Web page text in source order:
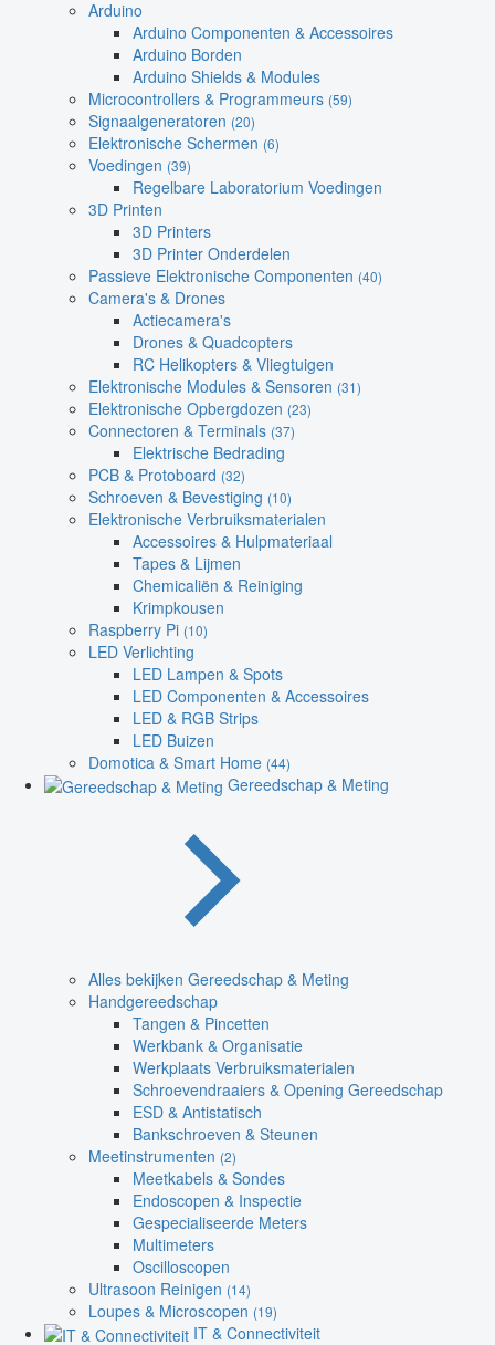
Arduino
Arduino Componenten & Accessoires
Arduino Borden
Arduino Shields & Modules
Microcontrollers & Programmeurs (59)
Signaalgeneratoren (20)
Elektronische Schermen (6)
Voedingen (39)
Regelbare Laboratorium Voedingen
3D Printen
3D Printers
3D Printer Onderdelen
Passieve Elektronische Componenten (40)
Camera's & Drones
Actiecamera's
Drones & Quadcopters
RC Helikopters & Vliegtuigen
Elektronische Modules & Sensoren (31)
Elektronische Opbergdozen (23)
Connectoren & Terminals (37)
Elektrische Bedrading
PCB & Protoboard (32)
Schroeven & Bevestiging (10)
Elektronische Verbruiksmaterialen
Accessoires & Hulpmateriaal
Tapes & Lijmen
Chemicaliën & Reiniging
Krimpkousen
Raspberry Pi (10)
LED Verlichting
LED Lampen & Spots
LED Componenten & Accessoires
LED & RGB Strips
LED Buizen
Domotica & Smart Home (44)
Gereedschap & Meting
Alles bekijken Gereedschap & Meting
Handgereedschap
Tangen & Pincetten
Werkbank & Organisatie
Werkplaats Verbruiksmaterialen
Schroevendraaiers & Opening Gereedschap
ESD & Antistatisch
Bankschroeven & Steunen
Meetinstrumenten (2)
Meetkabels & Sondes
Endoscopen & Inspectie
Gespecialiseerde Meters
Multimeters
Oscilloscopen
Ultrasoon Reinigen (14)
Loupes & Microscopen (19)
IT & Connectiviteit